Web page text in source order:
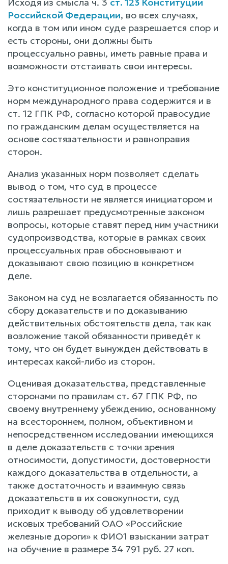
Российской Федерации, во всех случаях,
когда в том или ином суде разрешается спор и
есть стороны, они должны быть
процессуально равны, иметь равные права и
возможности отстаивать свои интересы.
Это конституционное положение и требование
норм международного права содержится и в
ст. 12 ГПК РФ, согласно которой правосудие
по гражданским делам осуществляется на
основе состязательности и равноправия
сторон.
Анализ указанных норм позволяет сделать
вывод о том, что суд в процессе
состязательности не является инициатором и
лишь разрешает предусмотренные законом
вопросы, которые ставят перед ним участники
судопроизводства, которые в рамках своих
процессуальных прав обосновывают и
доказывают свою позицию в конкретном
деле.
Законом на суд не возлагается обязанность по
сбору доказательств и по доказыванию
действительных обстоятельств дела, так как
возложение такой обязанности приведёт к
тому, что он будет вынужден действовать в
интересах какой-либо из сторон.
Оценивая доказательства, представленные
сторонами по правилам ст. 67 ГПК РФ, по
своему внутреннему убеждению, основанному
на всестороннем, полном, объективном и
непосредственном исследовании имеющихся
в деле доказательств с точки зрения
относимости, допустимости, достоверности
каждого доказательства в отдельности, а
также достаточность и взаимную связь
доказательств в их совокупности, суд
приходит к выводу об удовлетворении
исковых требований ОАО «Российские
железные дороги» к ФИО1 взыскании затрат
на обучение в размере 34 791 руб. 27 коп.